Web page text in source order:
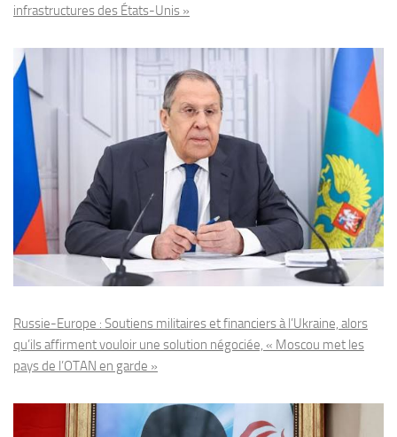
infrastructures des États-Unis »
Russie-Europe : Soutiens militaires et financiers à l’Ukraine, alors
qu’ils affirment vouloir une solution négociée, « Moscou met les
pays de l’OTAN en garde »